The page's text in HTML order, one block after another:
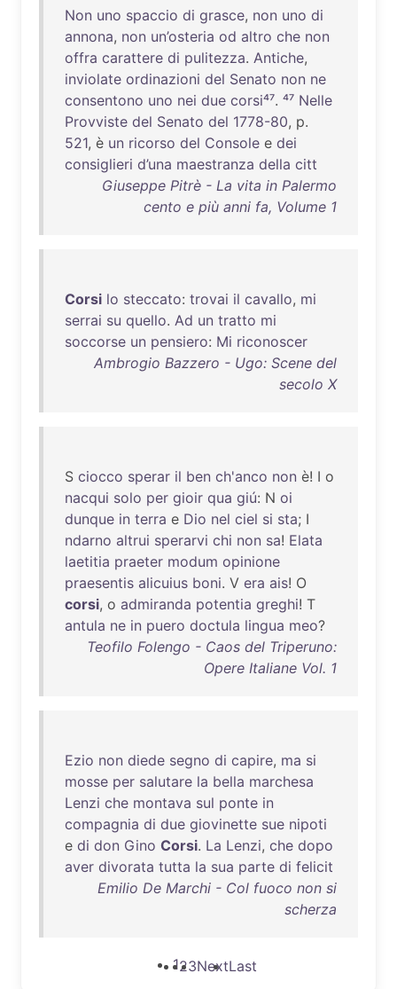
Non uno spaccio di grasce, non uno di
annona, non un’osteria od altro che non
offra carattere di pulitezza. Antiche,
inviolate ordinazioni del Senato non ne
consentono uno nei due corsi⁴⁷. ⁴⁷ Nelle
Provviste del Senato del 1778-80, p.
521, è un ricorso del Console e dei
consiglieri d’una maestranza della citt
Giuseppe Pitrè - La vita in Palermo
cento e più anni fa, Volume 1
Corsi lo steccato: trovai il cavallo, mi
serrai su quello. Ad un tratto mi
soccorse un pensiero: Mi riconoscer
Ambrogio Bazzero - Ugo: Scene del
secolo X
S ciocco sperar il ben ch'anco non è! I o
nacqui solo per gioir qua giú: N oi
dunque in terra e Dio nel ciel si sta; I
ndarno altrui sperarvi chi non sa! Elata
laetitia praeter modum opinione
praesentis alicuius boni. V era ais! O
corsi, o admiranda potentia greghi! T
antula ne in puero doctula lingua meo?
Teofilo Folengo - Caos del Triperuno:
Opere Italiane Vol. 1
Ezio non diede segno di capire, ma si
mosse per salutare la bella marchesa
Lenzi che montava sul ponte in
compagnia di due giovinette sue nipoti
e di don Gino Corsi. La Lenzi, che dopo
aver divorata tutta la sua parte di felicit
Emilio De Marchi - Col fuoco non si
scherza
123NextLast